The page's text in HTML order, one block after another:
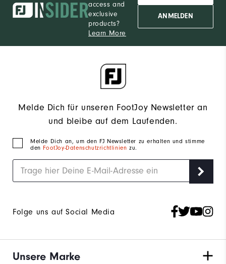
access and
exclusive
products?
Learn More
ANMELDEN
Melde Dich für unseren FootJoy Newsletter an
und bleibe auf dem Laufenden.
Melde Dich an, um den FJ Newsletter zu erhalten und stimme
den FootJoy-Datenschutzrichtlinienzu.
Folge uns auf Social Media
Unsere Marke